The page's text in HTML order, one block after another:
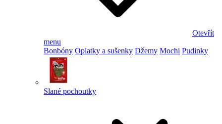
Otevřít
menu
Bonbóny Oplatky a sušenky Džemy Mochi Pudinky
Slané pochoutky